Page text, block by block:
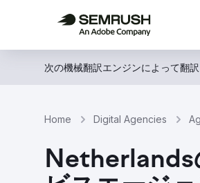
次の機械翻訳エンジンによって翻訳
Home Digital Agencies
Netherlands